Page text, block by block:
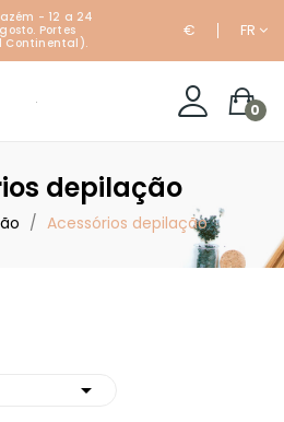
- 12 a 24
Portes
Continental).
€ FR
0
depilação
Acessórios depilação
